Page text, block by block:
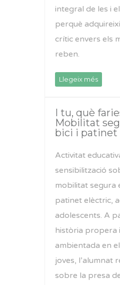
integral de les i
perquè
crític envers els
reben.
Llegeix més
I tu, què
Mobilitat
bici i patinet
Activitat
sensibilització
mobilitat segura
patinet elèctric,
adolescents. A
història propera
ambientada en
joves, l’alumnat
sobre la presa